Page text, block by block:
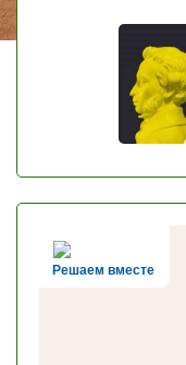
Решаем вместе